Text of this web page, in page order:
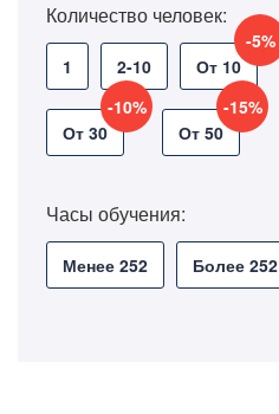
Количество человек:
1 2-10 От 10
-5%
От 30
-10%
От 50
-15%
Часы обучения:
Менее 252 Более 252